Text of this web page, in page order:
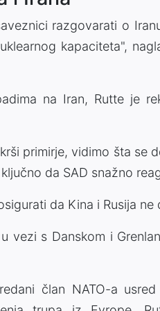
razgovarati o
kapaciteta",
na Iran, Rutte je
primirje, vidimo šta se
da SAD snažno
da Kina i Rusija
vezi s Danskom i
član NATO-a usred